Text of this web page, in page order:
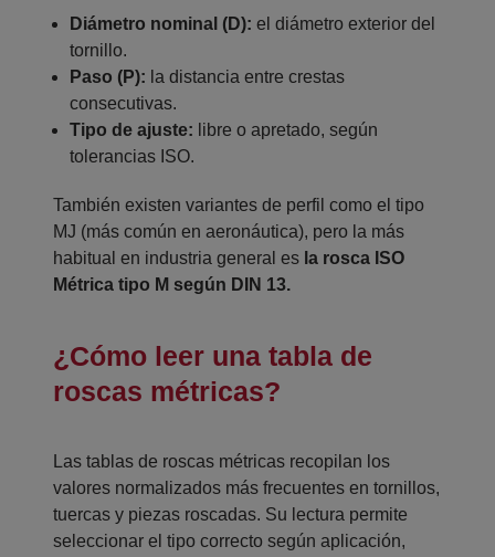
Diámetro nominal (D): el diámetro exterior del
tornillo.
Paso (P): la distancia entre crestas
consecutivas.
Tipo de ajuste: libre o apretado, según
tolerancias ISO.
También existen variantes de perfil como el tipo
MJ (más común en aeronáutica), pero la más
habitual en industria general es la rosca ISO
Métrica tipo M según DIN 13.
¿Cómo leer una tabla de
roscas métricas?
Las tablas de roscas métricas recopilan los
valores normalizados más frecuentes en tornillos,
tuercas y piezas roscadas. Su lectura permite
seleccionar el tipo correcto según aplicación,